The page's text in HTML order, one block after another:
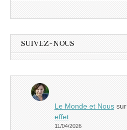
SUIVEZ-NOUS
Le Monde et Noussur
effet
11/04/2026